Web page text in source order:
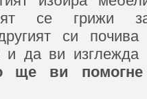
се грижи за
си почива
и да ви
ще ви помогне